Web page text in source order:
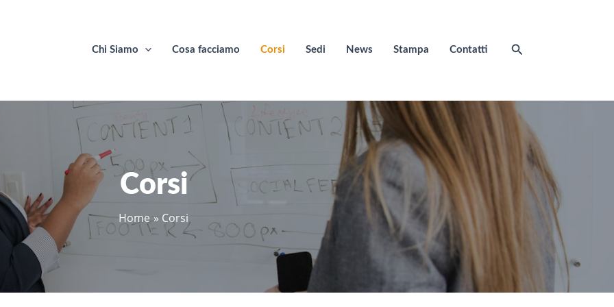
Chi Siamo Cosa facciamo Corsi Sedi News Stampa Contatti Cerca
Corsi
Home Corsi